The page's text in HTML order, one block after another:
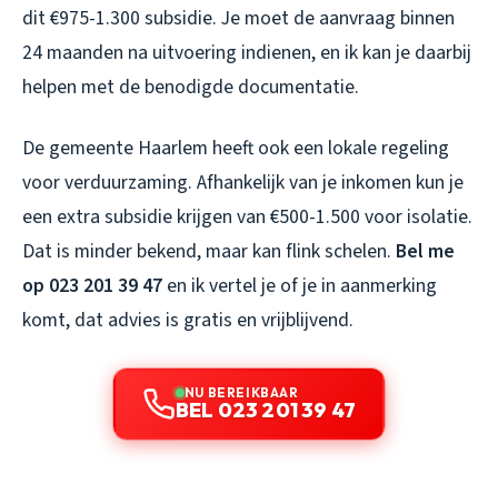
dit €975-1.300 subsidie. Je moet de aanvraag binnen
24 maanden na uitvoering indienen, en ik kan je daarbij
helpen met de benodigde documentatie.
De gemeente Haarlem heeft ook een lokale regeling
voor verduurzaming. Afhankelijk van je inkomen kun je
een extra subsidie krijgen van €500-1.500 voor isolatie.
Dat is minder bekend, maar kan flink schelen. Bel me
op 023 201 39 47 en ik vertel je of je in aanmerking
komt, dat advies is gratis en vrijblijvend.
NU BEREIKBAAR
BEL 023 201 39 47